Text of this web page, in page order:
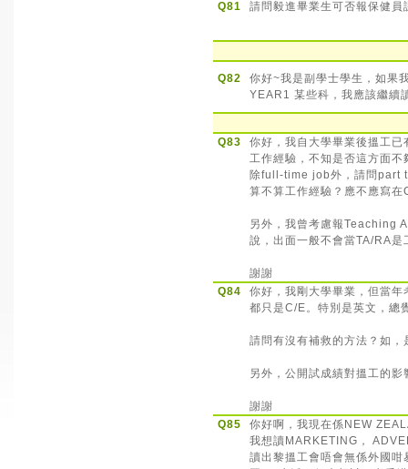
Q81 請問毅進畢業生可否報保健員
Q82
你好~我是副學士學生，如果
YEAR1 某些科，我應該繼續
Q83
你好，我自大學畢業後搵工
工作經驗，不知是否這方面不
除full-time job外，請問
算不算工作經驗？應不應寫在
另外，我曾考慮報Teaching
說，出面一般不會當TA/RA
謝謝
Q84
你好，我剛大學畢業，但當
都只是C/E。特別是英文，總
請問有沒有補救的方法？如
另外，公開試成績對搵工的
謝謝
Q85
你好啊，我現在係NEW
我想讀MARKETING，
讀出黎搵工會唔會無係外國